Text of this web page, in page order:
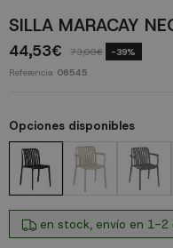
SILLA MARACAY
44,53€ 73,00€ -39%
Referencia 06545
Opciones disponibles
en stock, envío en 1-2